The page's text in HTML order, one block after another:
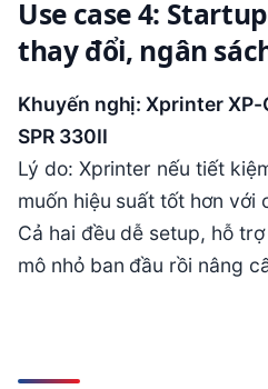
Use case 4:
thay đổi, ngân
Khuyến nghị: Xprinter
SPR 330II
Lý do: Xprinter nếu tiết
muốn hiệu suất tốt hơn với
Cả hai đều dễ setup, hỗ
mô nhỏ ban đầu rồi nâng